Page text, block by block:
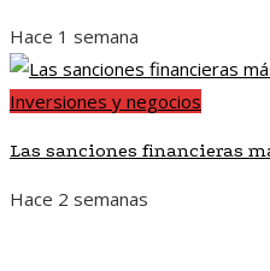
Hace 1 semana
Inversiones y negocios
Las sanciones financieras
Hace 2 semanas